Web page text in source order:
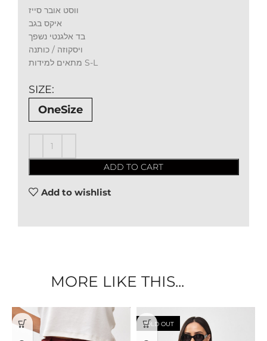
ווסט אובר סייז
איקס בגב
בד אלגנטי נשפך
ויסקוזה / כותנה
מתאים למידות S-L
SIZE
OneSize
ADD TO CART
Add to wishlist
MORE LIKE THIS...
SOLD OUT